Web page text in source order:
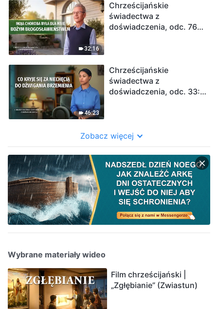
32:16
Chrześcijańskie
świadectwa z
doświadczenia, odc. 769:
46:23
Chrześcijańskie
świadectwa z
doświadczenia, odc. 33:
Zobacz więcej
Wybrane materiały wideo
Film chrześcijański |
„Zgłębianie” (Zwiastun)